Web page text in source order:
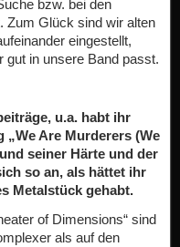
bzw. bei den
Zum Glück sind wir alten
eingestellt,
in unsere Band passt.
u.a. habt ihr
Are Murderers (We
seiner Härte und der
so an, als hättet ihr
Metalstück gehabt.
of Dimensions“ sind
als auf den